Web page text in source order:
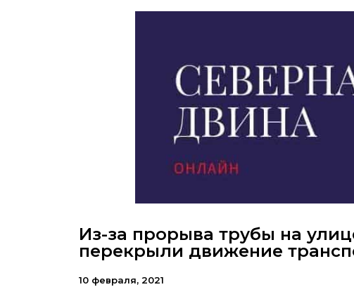
Из-за прорыва трубы на
перекрыли движение
10 февраля, 2021